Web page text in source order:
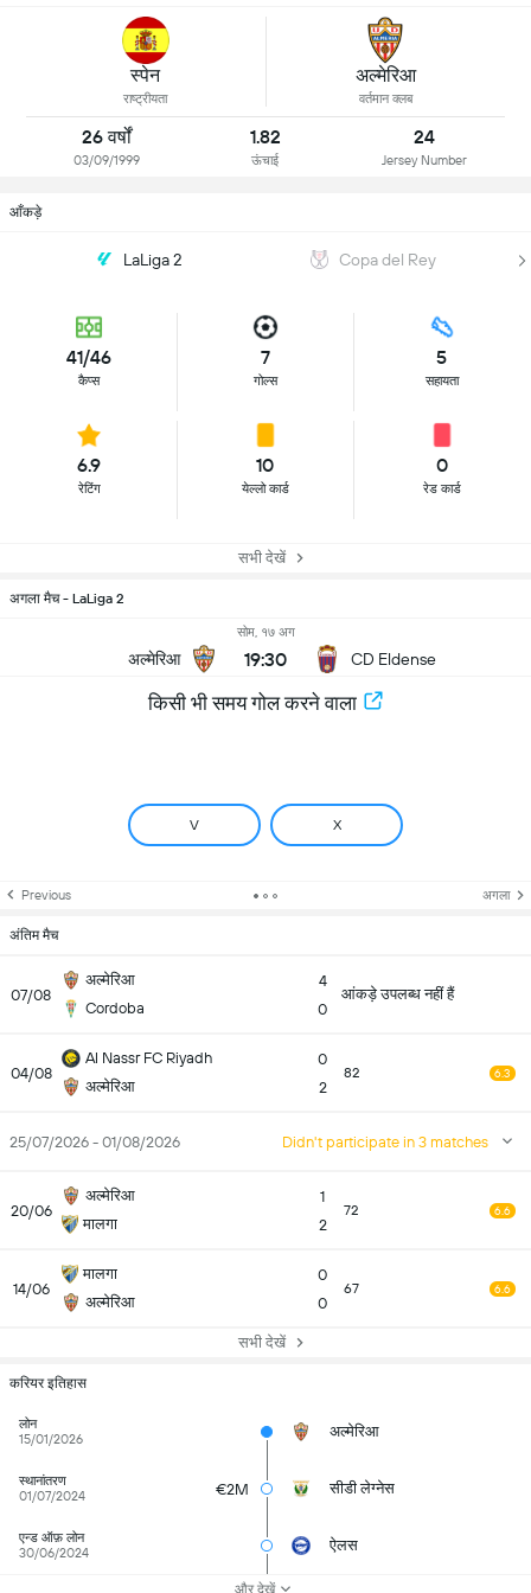
स्पेन
राष्ट्रीयता
अल्मेरिआ
वर्तमान क्लब
26 वर्षों
03/09/1999
1.82
ऊंचाई
24
Jersey Number
आँकड़े
LaLiga 2 Copa del Rey
41/46
कैप्स
7
गोल्स
5
सहायता
6.9
रेटिंग
10
येल्लो कार्ड
0
रेड कार्ड
सभी देखें
अगला मैच - LaLiga 2
अल्मेरिआ
सोम, १७ अग
19:30 CD Eldense
किसी भी समय गोल करने वाला
V X
Previous अगला
अंतिम मैच
07/08
अल्मेरिआ
Cordoba
4
0
आंकड़े उपलब्ध नहीं हैं
04/08
Al Nassr FC Riyadh
अल्मेरिआ
0
2
82 6.3
25/07/2026 - 01/08/2026 Didn't participate in 3 matches
20/06
अल्मेरिआ
मालगा
1
2
72 6.6
14/06
मालगा
अल्मेरिआ
0
0
67 6.6
सभी देखें
करियर इतिहास
लोन
15/01/2026
अल्मेरिआ
स्थानांतरण
01/07/2024
€2M सीडी लेग्नेस
एन्ड ऑफ़ लोन
30/06/2024
ऐलस
और देखें